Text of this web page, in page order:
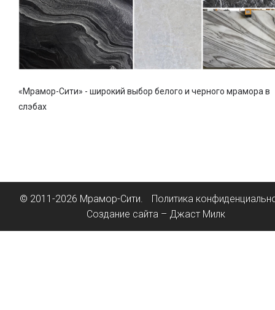
«Мрамор-Сити» - широкий выбор белого и черного мрамора в
слэбах
© 2011-2026 Мрамор-Сити.
Политика
Создание сайта – Джаст Милк